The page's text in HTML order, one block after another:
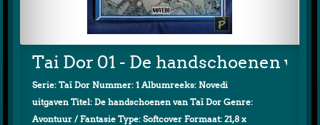
Tai Dor 01 - De handschoenen
Serie: Taï Dor Nummer: 1 Albumreeks: Novedi
uitgaven Titel: De handschoenen van Taï Dor Genre:
Avontuur / Fantasie Type: Softcover Formaat: 21,8 x